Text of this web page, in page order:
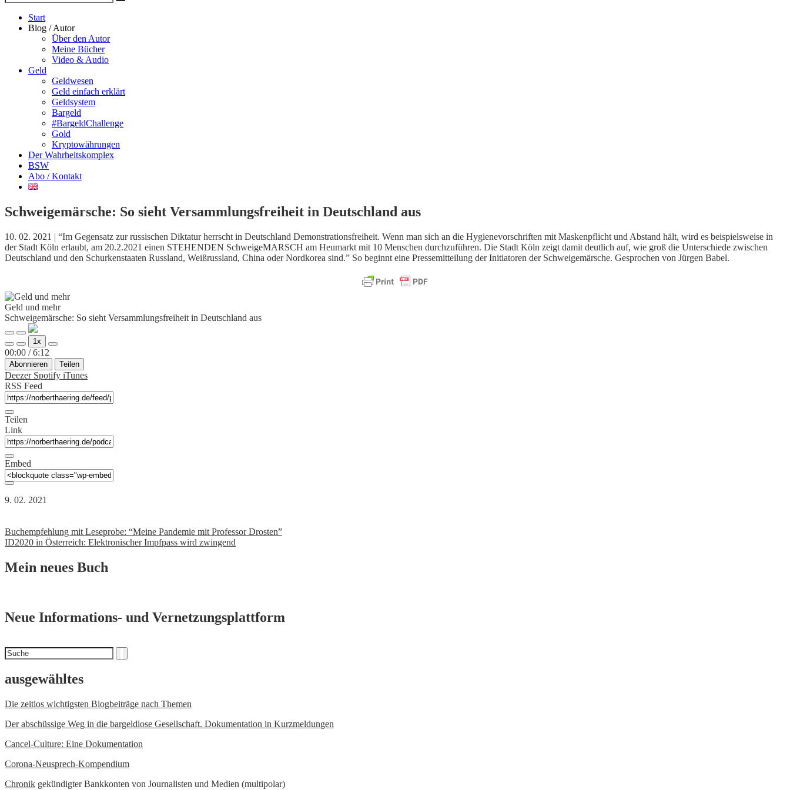
nach
Suche
Start
Blog / Autor
Über den Autor
Meine Bücher
Video & Audio
Geld
Geldwesen
Geld einfach erklärt
Geldsystem
Bargeld
#BargeldChallenge
Gold
Kryptowährungen
Der Wahrheitskomplex
BSW
Abo / Kontakt
Schweigemärsche: So sieht Versammlungsfreiheit in Deutschland aus
10. 02. 2021 | “Im Gegensatz zur russischen Diktatur herrscht in Deutschland Demonstrationsfreiheit. Wenn man sich an die Hygienevorschriften mit Maskenpflicht und Abstand hält, wird es beispielsweise in
der Stadt Köln erlaubt, am 20.2.2021 einen STEHENDEN SchweigeMARSCH am Heumarkt mit 10 Menschen durchzuführen. Die Stadt Köln zeigt damit deutlich auf, wie groß die Unterschiede zwischen
Deutschland und den Schurkenstaaten Russland, Weißrussland, China oder Nordkorea sind.” So beginnt eine Pressemitteilung der Initiatoren der Schweigemärsche. Gesprochen von Jürgen Babel.
Geld und mehr
Schweigemärsche: So sieht Versammlungsfreiheit in Deutschland aus
Abspielen
Pause
Lautstärke
10
Sekunden
zurück
1x
30
Sekunden
vorwärts
00:00 / 6:12
Abonnieren Teilen
Deezer Spotify iTunes
RSS Feed
Teilen
Link
Embed
9. 02. 2021
Beitrags-
Navigation
Buchempfehlung mit Leseprobe: “Meine Pandemie mit Professor Drosten”
ID2020 in Österreich: Elektronischer Impfpass wird zwingend
Mein neues Buch
Neue Informations- und Vernetzungsplattform
Suchen
nach
ausgewähltes
Die zeitlos wichtigsten Blogbeiträge nach Themen
Der abschüssige Weg in die bargeldlose Gesellschaft. Dokumentation in Kurzmeldungen
Cancel-Culture: Eine Dokumentation
Corona-Neusprech-Kompendium
Chronik gekündigter Bankkonten von Journalisten und Medien (multipolar)